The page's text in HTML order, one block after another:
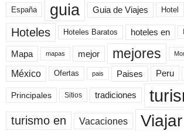
España guia Guia de Viajes Hotel
Hoteles Hoteles Baratos hoteles en
Mapa mapas mejor mejores
México Ofertas pais Paises Peru
Principales Sitios tradiciones
turismo en Vacaciones Viajar